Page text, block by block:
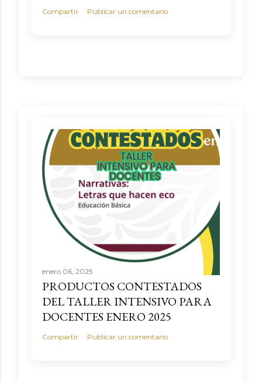
Compartir Publicar un comentario
enero 06, 2025
PRODUCTOS CONTESTADOS
DEL TALLER INTENSIVO PARA
DOCENTES ENERO 2025
Compartir Publicar un comentario